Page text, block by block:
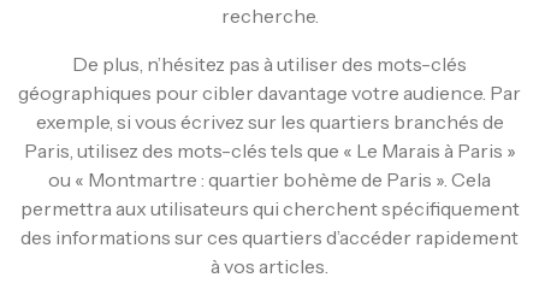
recherche.
De plus, n’hésitez pas à utiliser des mots-clés
géographiques pour cibler davantage votre audience. Par
exemple, si vous écrivez sur les quartiers branchés de
Paris, utilisez des mots-clés tels que « Le Marais à Paris »
ou « Montmartre : quartier bohème de Paris ». Cela
permettra aux utilisateurs qui cherchent spécifiquement
des informations sur ces quartiers d’accéder rapidement
à vos articles.